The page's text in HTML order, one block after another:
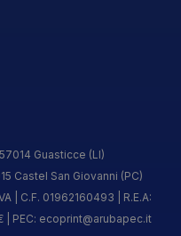
Guasticce (LI)
Castel San Giovanni (PC)
| C.F. 01962160493 | R.E.A:
| PEC: ecoprint@arubapec.it